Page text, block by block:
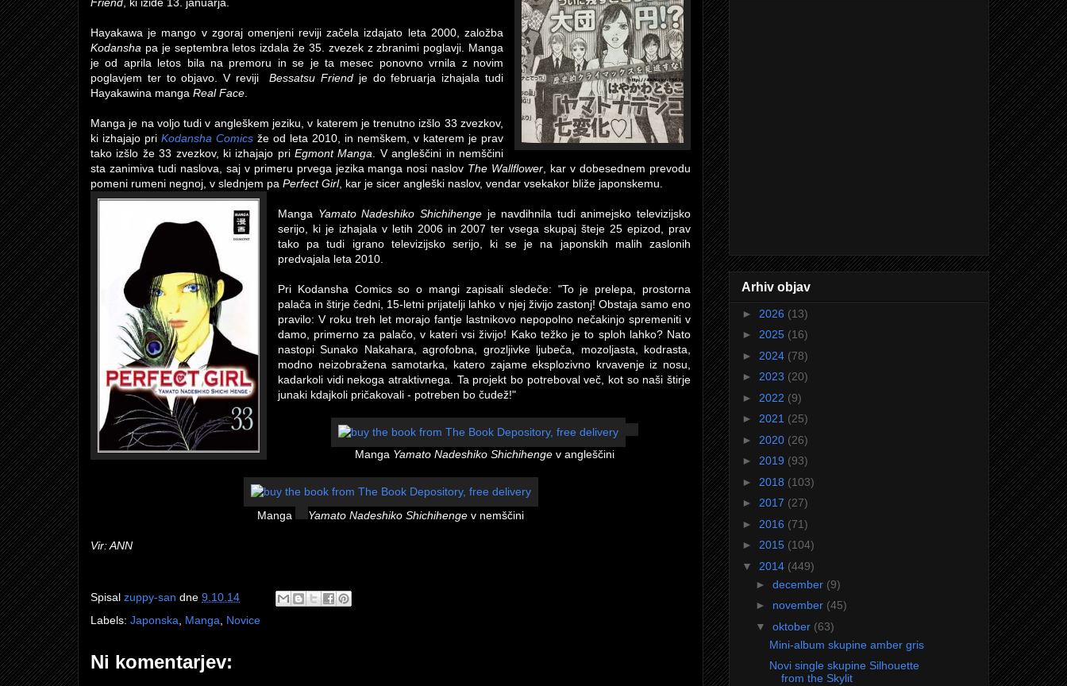
Hayakawa je mango v zgoraj omenjeni reviji začela izdajato leta 2000, založba
Kodansha pa je septembra letos izdala že 35. zvezek z zbranimi poglavji. Manga
je od aprila letos bila na premoru in se je ta mesec ponovno vrnila z novim
poglavjem ter to objavo. V revijiBessatsu Friend je do februarja izhajala tudi
Hayakawina manga Real Face
Manga je na voljo tudi v angleškem jeziku, v katerem je trenutno izšlo 33 zvezkov,
ki izhajajo pri Kodansha Comics že od leta 2010, in nemškem, v katerem je prav
tako izšlo že 33 zvezkov, ki izhajajo priEgmont Manga . V angleščini in nemščini
sta zanimiva tudi naslova, saj v primeru prvega jezika manga nosi naslov The Wallflower , kar v dobesednem prevodu
pomeni rumeni negnoj, v slednjem pa Perfect Girl, kar je sicer angleški naslov, vendar vsekakor bliže japonskemu.
Manga Yamato Nadeshiko Shichihengeje navdihnila tudi animejsko televizijsko
serijo, ki je izhajala v letih 2006 in 2007 ter vsega skupaj šteje 25 epizod, prav
tako pa tudi igrano televizijsko serijo, ki se je na japonskih malih zaslonih
predvajala leta 2010.
Pri Kodansha Comics so o mangi zapisali sledeče: "To je prelepa, prostorna
palača in štirje čedni, 15-letni prijatelji lahko v njej živijo zastonj! Obstaja samo eno
pravilo: V roku treh let morajo fantje lastnikovo nepopolno nečakinjo spremeniti v
damo, primerno za palačo, v kateri vsi živijo! Kako težko je to sploh lahko? Nato
nastopi Sunako Nakahara, agrofobna, grozljivke ljubeča, mozoljasta, kodrasta,
modno neizobražena samotarka, katero zajame eksplozivno krvavenje iz nosu,
kadarkoli vidi nekoga atraktivnega. Ta projekt bo potreboval več, kot so naši štirje
junaki kdajkoli pričakovali - potreben bo čudež!"
Manga Yamato Nadeshiko Shichihengev angleščini
Manga Yamato Nadeshiko Shichihenge v nemščini
Vir: ANN
Spisal zuppy-san dne 9.10.14
Labels: Japonska Manga Novice
Ni komentarjev:
Arhiv objav
► 2026 (13)
► 2025 (16)
► 2024 (78)
► 2023 (20)
► 2022 (9)
► 2021 (25)
► 2020 (26)
► 2019 (93)
► 2018 (103)
► 2017 (27)
► 2016 (71)
► 2015 (104)
▼ 2014 (449)
► december (9)
► november (45)
▼ oktober (63)
Mini-album skupine amber gris
Novi single skupine Silhouette
from the Skylit